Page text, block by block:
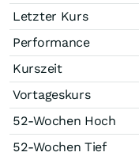
Letzter Kurs
Performance
Kurszeit
Vortageskurs
52-Wochen Hoch
52-Wochen Tief